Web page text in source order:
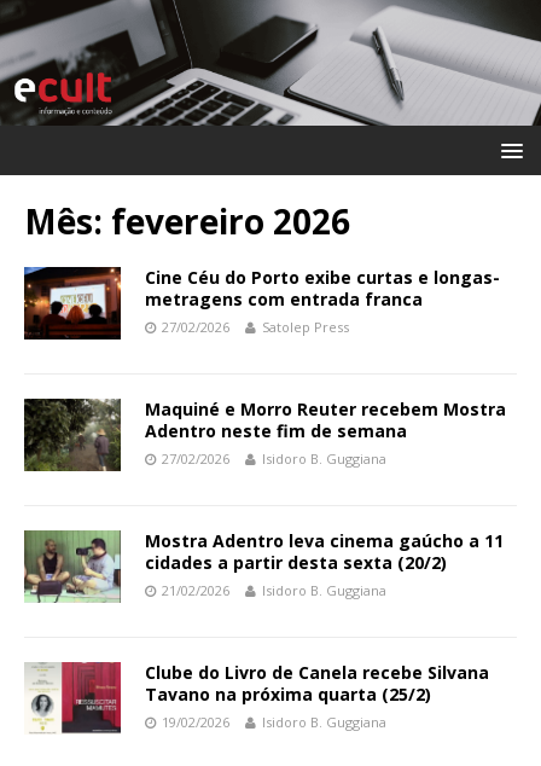
Mês: fevereiro 2026
Cine Céu do Porto exibe curtas e longas-
metragens com entrada franca
27/02/2026 Satolep Press
Maquiné e Morro Reuter recebem Mostra
Adentro neste fim de semana
27/02/2026 Isidoro B. Guggiana
Mostra Adentro leva cinema gaúcho a 11
cidades a partir desta sexta (20/2)
21/02/2026 Isidoro B. Guggiana
Clube do Livro de Canela recebe Silvana
Tavano na próxima quarta (25/2)
19/02/2026 Isidoro B. Guggiana